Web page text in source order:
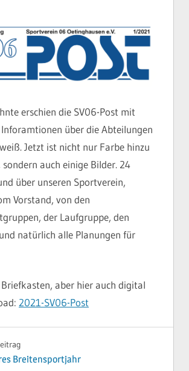
erschien die SV06-Post mit
über die Abteilungen
Jetzt ist nicht nur Farbe hinzu
auch einige Bilder. 24
über unseren Sportverein,
Vorstand, von den
der Laufgruppe, den
natürlich alle Planungen für
aber hier auch digital
2021-SV06-Post
Breitensportjahr